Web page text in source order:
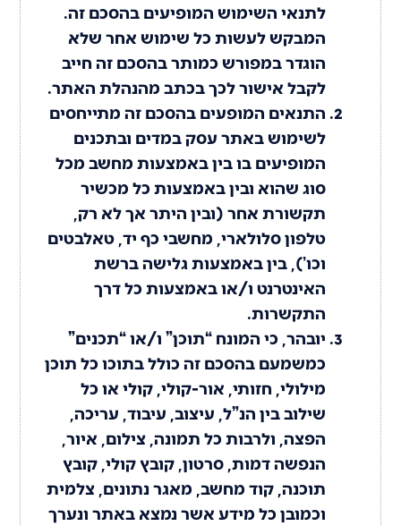
לתנאי השימוש המופיעים בהסכם זה.
המבקש לעשות כל שימוש אחר שלא
הוגדר במפורש כמותר בהסכם זה חייב
לקבל אישור לכך בכתב מהנהלת האתר.
התנאים המופעים בהסכם זה מתייחסים
לשימוש באתר עסק במדים ובתכנים
המופיעים בו בין באמצעות מחשב מכל
סוג שהוא ובין באמצעות כל מכשיר
תקשורת אחר (ובין היתר אך לא רק,
טלפון סלולארי, מחשבי כף יד, טאלבטים
וכו’), בין באמצעות גלישה ברשת
האינטרנט ו/או באמצעות כל דרך
התקשרות.
יובהר, כי המונח “תוכן” ו/או “תכנים”
כמשמעם בהסכם זה כולל בתוכו כל תוכן
מילולי, חזותי, אור-קולי, קולי או כל
שילוב בין הנ”ל, עיצוב, עיבוד, עריכה,
הפצה, ולרבות כל תמונה, צילום, איור,
הנפשה דמות, סרטון, קובץ קולי, קובץ
תוכנה, קוד מחשב, מאגר נתונים, צלמית
וכמובן כל מידע אשר נמצא באתר ונערך